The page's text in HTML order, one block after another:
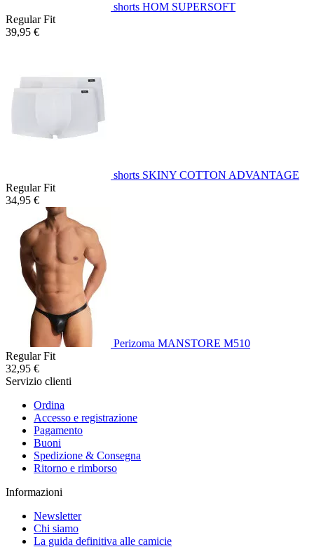
shorts HOM SUPERSOFT
Regular Fit
39,95 €
shorts SKINY COTTON ADVANTAGE
Regular Fit
34,95 €
Perizoma MANSTORE M510
Regular Fit
32,95 €
Servizio clienti
Ordina
Accesso e registrazione
Pagamento
Buoni
Spedizione & Consegna
Ritorno e rimborso
Informazioni
Newsletter
Chi siamo
La guida definitiva alle camicie